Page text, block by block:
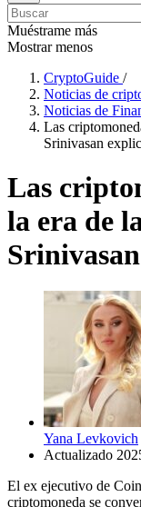
Muéstrame más
Mostrar menos
CryptoGuide /
Noticias de
Noticias de
Las
Srinivasan
Las
la era de
Yana Levkovich
Actualizado
El ex ejecutivo de
criptomoneda se